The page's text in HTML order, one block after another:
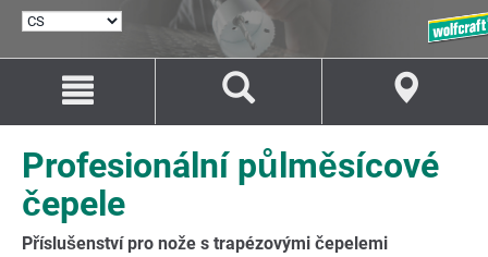
Obsah
Navigaci
Profesionální půlměsícové
čepele
Příslušenství pro nože s trapézovými čepelemi